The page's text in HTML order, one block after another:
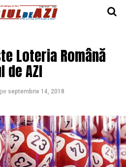
Loteria Română
AZI
pe septembrie 14, 2018